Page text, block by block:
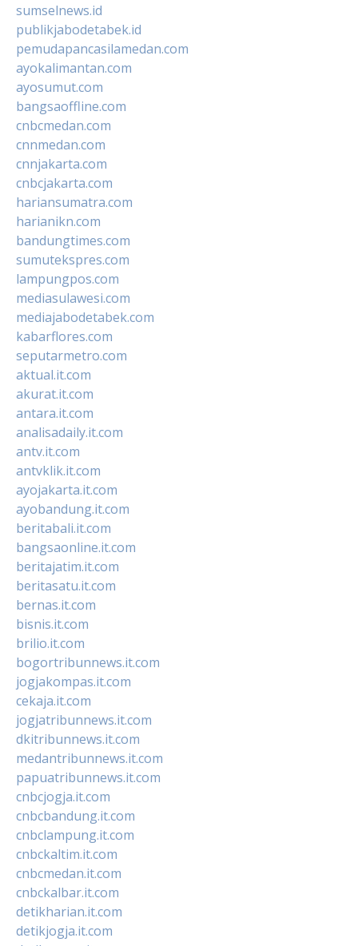
sumselnews.id
publikjabodetabek.id
pemudapancasilamedan.com
ayokalimantan.com
ayosumut.com
bangsaoffline.com
cnbcmedan.com
cnnmedan.com
cnnjakarta.com
cnbcjakarta.com
hariansumatra.com
harianikn.com
bandungtimes.com
sumutekspres.com
lampungpos.com
mediasulawesi.com
mediajabodetabek.com
kabarflores.com
seputarmetro.com
aktual.it.com
akurat.it.com
antara.it.com
analisadaily.it.com
antv.it.com
antvklik.it.com
ayojakarta.it.com
ayobandung.it.com
beritabali.it.com
bangsaonline.it.com
beritajatim.it.com
beritasatu.it.com
bernas.it.com
bisnis.it.com
brilio.it.com
bogortribunnews.it.com
jogjakompas.it.com
cekaja.it.com
jogjatribunnews.it.com
dkitribunnews.it.com
medantribunnews.it.com
papuatribunnews.it.com
cnbcjogja.it.com
cnbcbandung.it.com
cnbclampung.it.com
cnbckaltim.it.com
cnbcmedan.it.com
cnbckalbar.it.com
detikharian.it.com
detikjogja.it.com